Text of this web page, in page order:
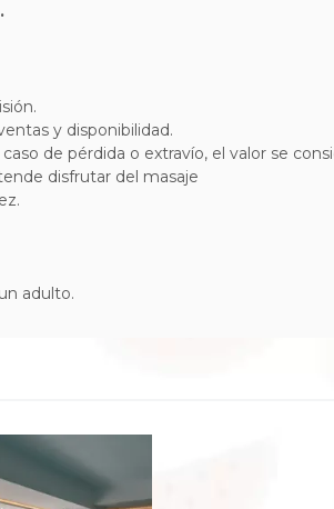
.
y disponibilidad.
de pérdida o extravío, el valor se
disfrutar del masaje
adulto.